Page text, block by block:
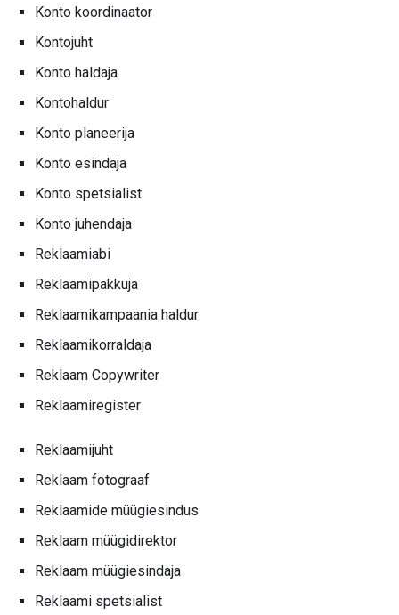
Konto koordinaator
Kontojuht
Konto haldaja
Kontohaldur
Konto planeerija
Konto esindaja
Konto spetsialist
Konto juhendaja
Reklaamiabi
Reklaamipakkuja
Reklaamikampaania haldur
Reklaamikorraldaja
Reklaam Copywriter
Reklaamiregister
Reklaamijuht
Reklaam fotograaf
Reklaamide müügiesindus
Reklaam müügidirektor
Reklaam müügiesindaja
Reklaami spetsialist